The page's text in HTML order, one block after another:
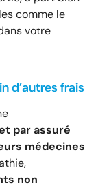
comme le
votre
d’autres frais
par assuré
médecines
non